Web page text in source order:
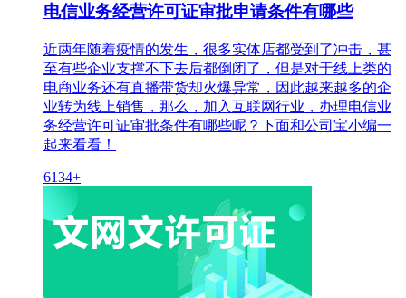
电信业务经营许可证审批申请条件有哪些
近两年随着疫情的发生，很多实体店都受到了冲击，甚
至有些企业支撑不下去后都倒闭了，但是对于线上类的
电商业务还有直播带货却火爆异常，因此越来越多的企
业转为线上销售，那么，加入互联网行业，办理电信业
务经营许可证审批条件有哪些呢？下面和公司宝小编一
起来看看！
6134+